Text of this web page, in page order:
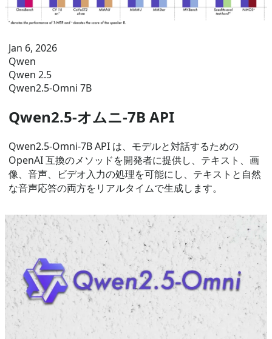
Jan 6, 2026
Qwen
Qwen 2.5
Qwen2.5-Omni 7B
Qwen2.5-オムニ-7B API
Qwen2.5-Omni-7B API は、モデルと対話するための
OpenAI 互換のメソッドを開発者に提供し、テキスト、画
像、音声、ビデオ入力の処理を可能にし、テキストと自然
な音声応答の両方をリアルタイムで生成します。